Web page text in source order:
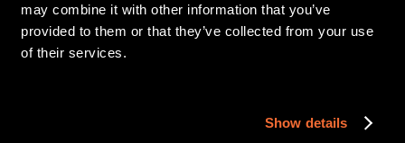
may combine it with other information that you’ve
provided to them or that they’ve collected from your use
of their services.
Show details
Sebbene siamo orgogliosi di ciò che abbiamo realizzato nel
2025, siamo ancora più entusiasti di ciò che ci attende.
, segnando un importante passo avanti per Lava